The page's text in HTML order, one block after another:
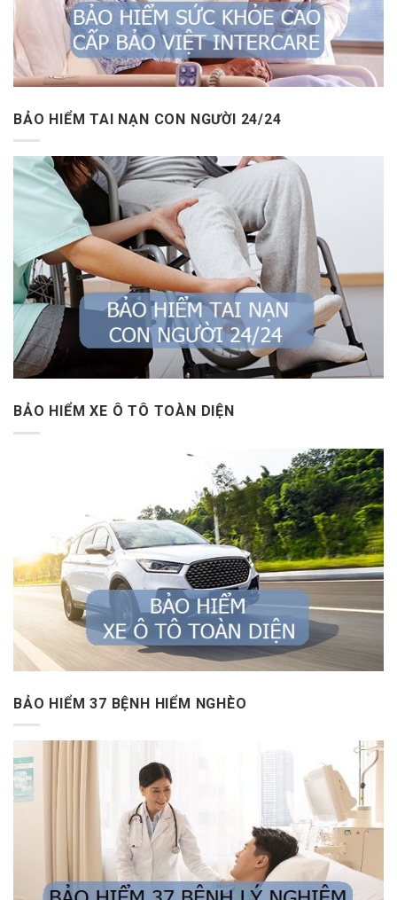
BẢO HIỂM TAI NẠN CON NGƯỜI 24/24
BẢO HIỂM XE Ô TÔ TOÀN DIỆN
BẢO HIỂM 37 BỆNH HIỂM NGHÈO